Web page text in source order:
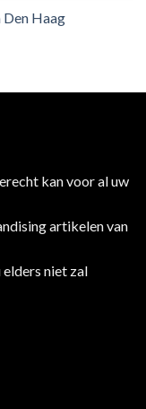
Den Haag
kan voor al uw
artikelen van
niet zal